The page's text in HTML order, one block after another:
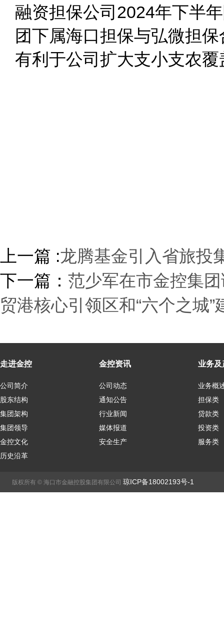
融资担保公司2024年下半
团下属海口担保与弘微担
有利于公司扩大支小支农
上一篇 :龙腾基金引入省旅投
下一篇： 范少军在市金控集
贸港核心引领区和“六个之城
走进金控
公司简介
股东结构
集团架构
集团领导
金控文化
历史沿革
金控资讯
公司动态
通知公告
行业新闻
媒体报道
安全生产
业务及
业务概
担保类
贷款类
投资类
服务类
版权所有 © 海口市金融控股集团有限公司 琼ICP备18002193号-1